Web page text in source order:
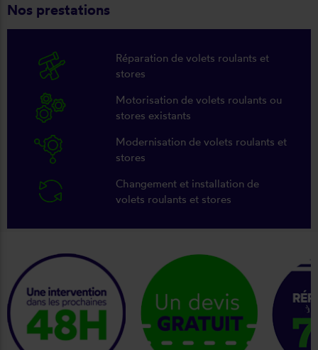
Nos prestations
Réparation de volets roulants et
stores
Motorisation de volets roulants ou
stores existants
Modernisation de volets roulants et
stores
Changement et installation de
volets roulants et stores
keyboard_arrow_right